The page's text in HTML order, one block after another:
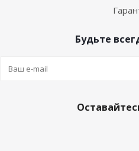
Будьте